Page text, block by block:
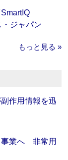
ジャパン
もっと見る »
作用情報を迅
事業へ 非常用